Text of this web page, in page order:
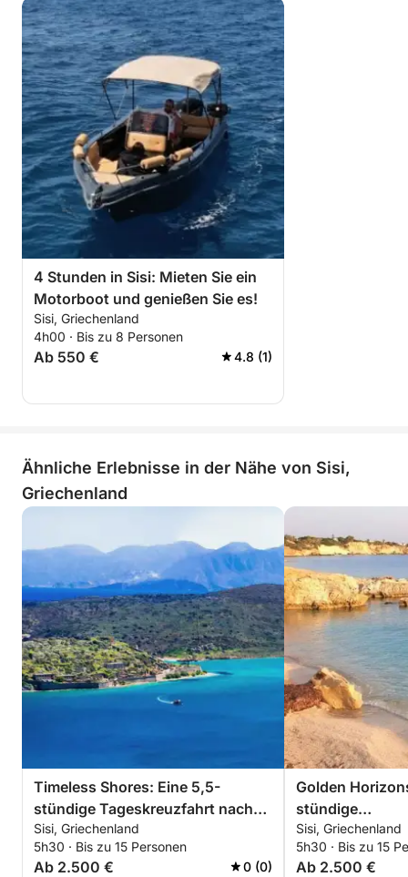
4 Stunden in Sisi: Mieten Sie ein
Motorboot und genießen Sie es!
Sisi, Griechenland
4h00 · Bis zu 8 Personen
Ab 550 € 4.8 (1)
Ähnliche Erlebnisse in der Nähe von Sisi,
Griechenland
Timeless Shores: Eine 5,5-
stündige Tageskreuzfahrt nach
Plaka und Elounda
Sisi, Griechenland
5h30 · Bis zu 15 Personen
Ab 2.500 € 0 (0)
Golden
stündige
zum Saradari
Sisi, Griechenland
5h30 · Bis zu 15
Ab 2.500 €